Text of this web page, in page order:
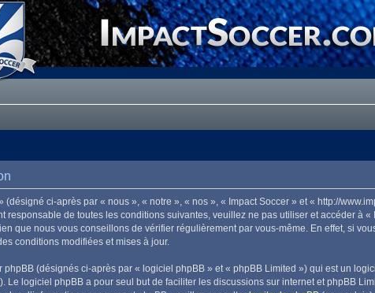
(désigné ci-après par « nous », « notre », « nos », « Impact Soccer » et « http://
responsable de toutes les conditions suivantes, veuillez ne pas utiliser et accéder
que nous vous conseillons de vérifier régulièrement par vous-même. En effet, si
conditions modifiées et mises à jour.
phpBB (désignés ci-après par « logiciel phpBB » et « phpBB Limited ») qui est un
Le logiciel phpBB a pour seul but de faciliter les discussions sur internet et phpBB